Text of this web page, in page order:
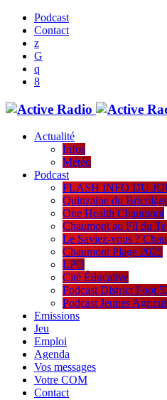
Podcast
Contact
Actualité
Infos
Météo
Podcast
FLASH INFO DU
Quinzaine du
One Health Chaumont
Chaumont au Fil du
Le Saviez-vous ?
Chaumont Plage 2025
LPO
Cité Éducative
Podcast District Foot
Podcast Jeunes
Emissions
Jeu
Emploi
Agenda
Vos messages
Votre COM
Contact